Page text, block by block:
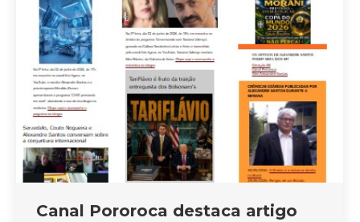
Canal Pororoca destaca artigo